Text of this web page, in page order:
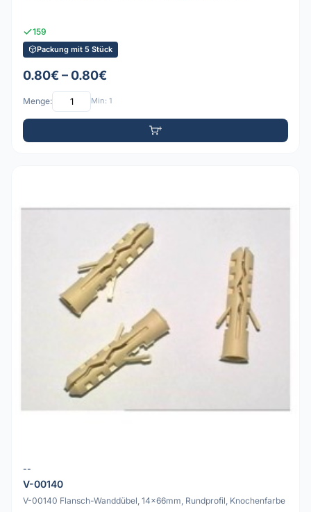
159
Packung mit 5 Stück
0.80€ – 0.80€
Menge: Min: 1
--
V-00140
V-00140 Flansch-Wanddübel, 14x66mm, Rundprofil, Knochenfarbe